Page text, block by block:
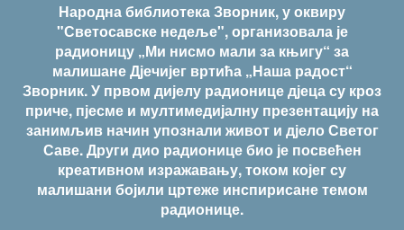
Народна библиотека Зворник, у оквиру
"Светосавске недеље", организовала је
радионицу „Ми нисмо мали за књигу“ за
малишане Дјечијег вртића „Наша радост“
Зворник. У првом дијелу радионице дјеца су кроз
приче, пјесме и мултимедијалну презентацију на
занимљив начин упознали живот и дјело Светог
Саве. Други дио радионице био је посвећен
креативном изражавању, током којег су
малишани бојили цртеже инспирисане темом
радионице.